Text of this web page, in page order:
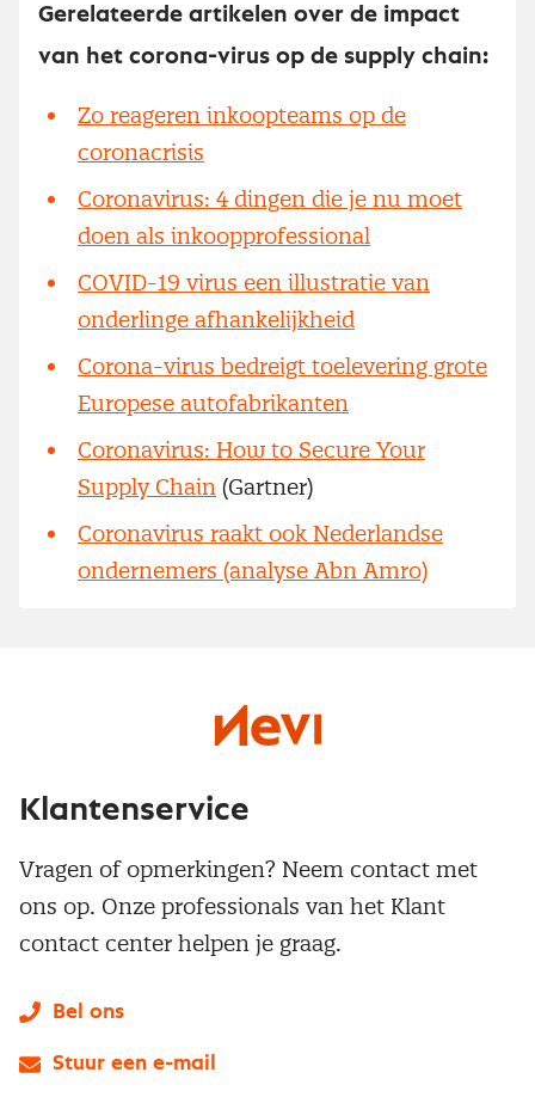
Gerelateerde artikelen over de impact
van het corona-virus op de supply chain:
Zo reageren inkoopteams op de
coronacrisis
Coronavirus: 4 dingen die je nu moet
doen als inkoopprofessional
COVID-19 virus een illustratie van
onderlinge afhankelijkheid
Corona-virus bedreigt toelevering grote
Europese autofabrikanten
Coronavirus: How to Secure Your
Supply Chain (Gartner)
Coronavirus raakt ook Nederlandse
ondernemers (analyse Abn Amro)
Klantenservice
Vragen of opmerkingen? Neem contact met
ons op. Onze professionals van het Klant
contact center helpen je graag.
Bel ons
Stuur een e-mail